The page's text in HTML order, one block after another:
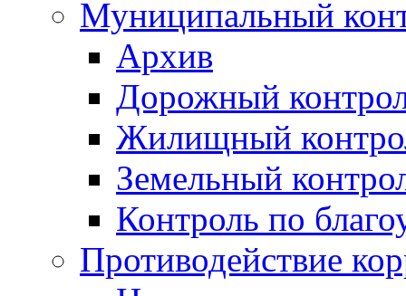
Муниципальный
Архив
Дорожный
Жилищный
Земельный
Контроль по
Противодействие